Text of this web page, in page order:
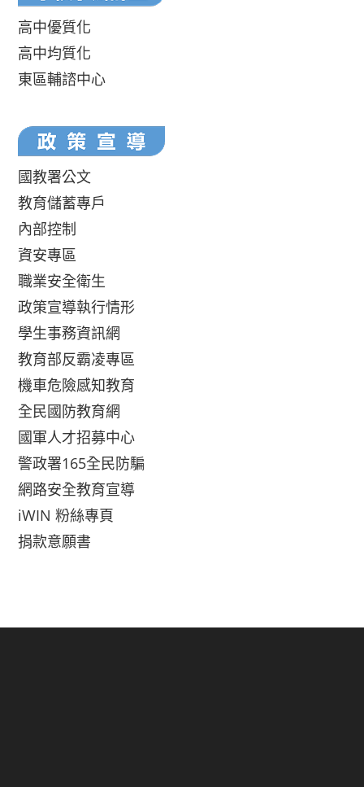
高中優質化
高中均質化
東區輔諮中心
國教署公文
教育儲蓄專戶
內部控制
資安專區
職業安全衛生
政策宣導執行情形
學生事務資訊網
教育部反霸凌專區
機車危險感知教育
全民國防教育網
國軍人才招募中心
警政署165全民防騙
網路安全教育宣導
iWIN 粉絲專頁
捐款意願書